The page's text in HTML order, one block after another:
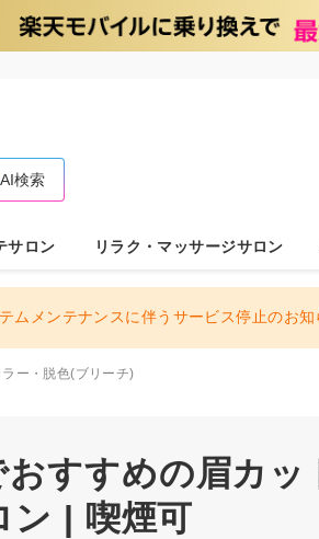
AI検索
サロン リラク・マッサージサロン
ムメンテナンスに伴うサービス停止のお
ー・脱色(ブリーチ)
すすめの眉カ
ン | 喫煙可